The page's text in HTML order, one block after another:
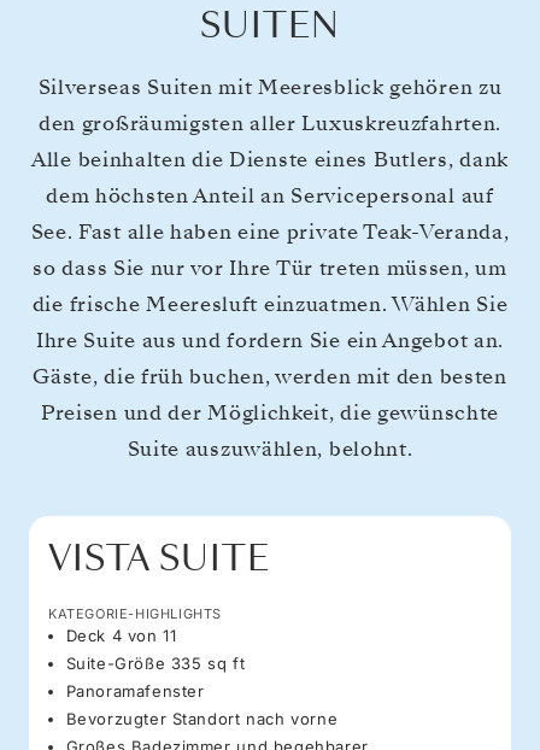
SUITEN
Silverseas Suiten mit Meeresblick gehören zu
den großräumigsten aller Luxuskreuzfahrten.
Alle beinhalten die Dienste eines Butlers, dank
dem höchsten Anteil an Servicepersonal auf
See. Fast alle haben eine private Teak-Veranda,
so dass Sie nur vor Ihre Tür treten müssen, um
die frische Meeresluft einzuatmen. Wählen Sie
Ihre Suite aus und fordern Sie ein Angebot an.
Gäste, die früh buchen, werden mit den besten
Preisen und der Möglichkeit, die gewünschte
Suite auszuwählen, belohnt.
VISTA SUITE
KATEGORIE-HIGHLIGHTS
Deck 4 von 11
Suite-Größe 335 sq ft
Panoramafenster
Bevorzugter Standort nach vorne
Großes Badezimmer und begehbarer